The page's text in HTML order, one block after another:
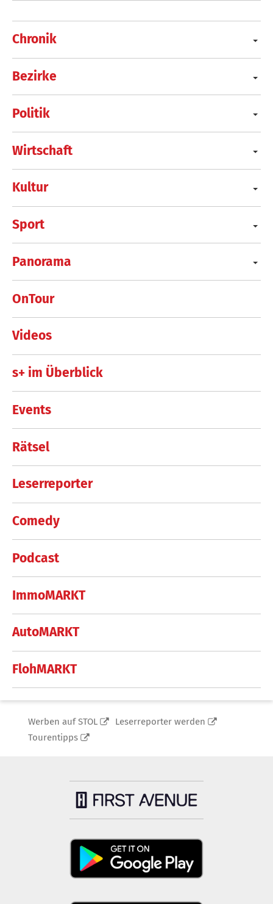
Chronik
Bezirke
Politik
Wirtschaft
Kultur
Sport
Panorama
OnTour
Videos
s+ im Überblick
Events
Rätsel
Leserreporter
Comedy
Podcast
ImmoMARKT
AutoMARKT
FlohMARKT
Werben auf STOL
Leserreporter werden
Tourentipps